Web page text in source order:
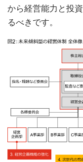
から経営能力と投
るべきです。